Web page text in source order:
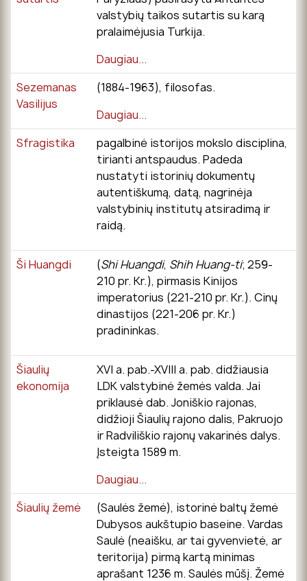
valstybių taikos sutartis su karą
pralaimėjusia Turkija.
Daugiau...
Sezemanas
Vasilijus
(1884-1963), filosofas.
Daugiau...
Sfragistika
pagalbinė istorijos mokslo disciplina,
tirianti antspaudus. Padeda
nustatyti istorinių dokumentų
autentiškumą, datą, nagrinėja
valstybinių institutų atsiradimą ir
raidą.
Ši Huangdi (Shi Huangdi, Shih Huang-ti; 259-
210 pr. Kr.), pirmasis Kinijos
imperatorius (221-210 pr. Kr.). Cinų
dinastijos (221-206 pr. Kr.)
pradininkas.
Šiaulių
ekonomija
XVI a. pab.-XVIII a. pab. didžiausia
LDK valstybinė žemės valda. Jai
priklausė dab. Joniškio rajonas,
didžioji Šiaulių rajono dalis, Pakruojo
ir Radviliškio rajonų vakarinės dalys.
Įsteigta 1589 m.
Daugiau...
Šiaulių žemė
(Saulės žemė), istorinė baltų žemė
Dubysos aukštupio baseine. Vardas
Saulė (neaišku, ar tai gyvenvietė, ar
teritorija) pirmą kartą minimas
aprašant 1236 m. Saulės mūšį. Žemė